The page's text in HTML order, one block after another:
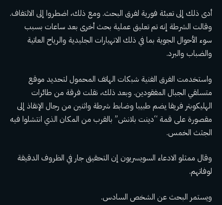
أدى ذلك إلى تعبئة فورية لفرق البحث. ومع ذلك، اضطروا إلى الالتفاف.
وقالت الشرطة إنه تم تعليق عملية بحث أخرى بعد ساعات بسبب
سوء الأحوال الجوية بما في ذلك الانهيارات الجليدية والرياح العاتية
والضباب والبرد.
واستخدمت الفرق الفنية شبكات الهاتف المحمول لتحديد موقع
متسلقي الجبال المفقودين. وبعد ذلك، نقلت فرقة من طائرات
الهليكوبتر فريقا يضم طبيبا وضابط شرطة واثنين من رجال الإنقاذ إلى
مقصورة على قمة “دينت بلانش” بالقرب من المكان الذي انتشلوا فيه
الجثث الخمس.
وقال ممثلو الادعاء السويسريون إن التحقيق جار في الظروف الدقيقة
لوفاتهم.
ويستمر البحث عن الشخص السادس.